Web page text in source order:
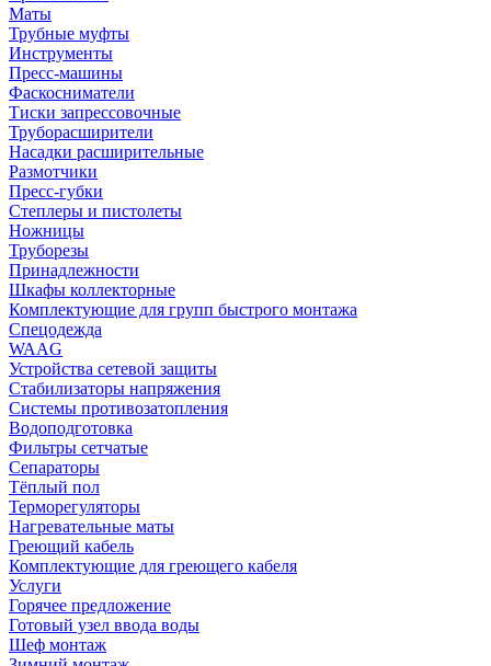
Маты
Трубные муфты
Инструменты
Пресс-машины
Фаскосниматели
Тиски запрессовочные
Труборасширители
Насадки расширительные
Размотчики
Пресс-губки
Степлеры и пистолеты
Ножницы
Труборезы
Принадлежности
Шкафы коллекторные
Комплектующие для групп быстрого монтажа
Спецодежда
WAAG
Устройства сетевой защиты
Стабилизаторы напряжения
Системы противозатопления
Водоподготовка
Фильтры сетчатые
Сепараторы
Тёплый пол
Терморегуляторы
Нагревательные маты
Греющий кабель
Комплектующие для греющего кабеля
Услуги
Горячее предложение
Готовый узел ввода воды
Шеф монтаж